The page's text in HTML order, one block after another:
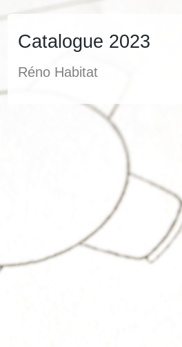
Catalogue 2023
Réno Habitat